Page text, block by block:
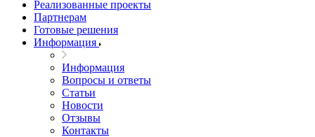
Реализованные проекты
Партнерам
Готовые решения
Информация
Информация
Вопросы и ответы
Статьи
Новости
Отзывы
Контакты